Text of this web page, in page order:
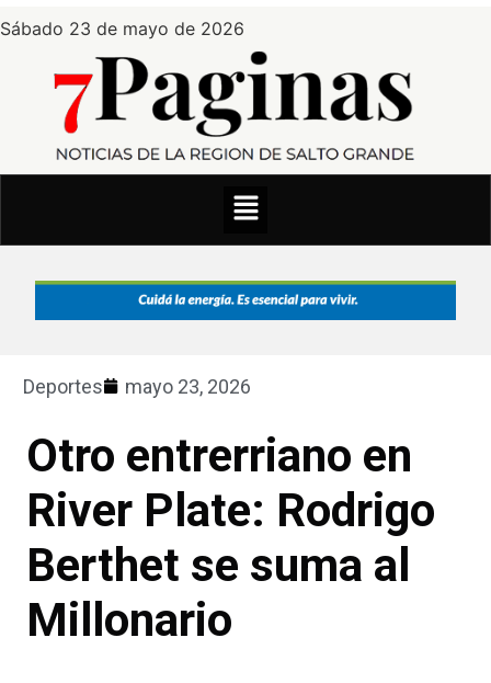
Sábado 23 de mayo de 2026
Deportes mayo 23, 2026
Otro entrerriano en
River Plate: Rodrigo
Berthet se suma al
Millonario